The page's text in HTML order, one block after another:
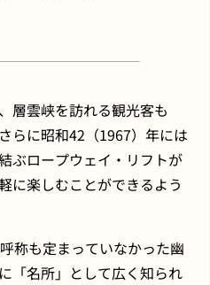
層雲峡を訪れる観光客も
らに昭和42（1967）年には
ぶロープウェイ・リフトが
に楽しむことができるよう
称も定まっていなかった幽
「名所」として広く知られ